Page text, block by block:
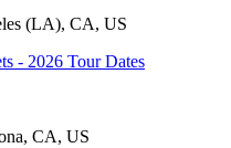
(LA), CA, US
CA, US